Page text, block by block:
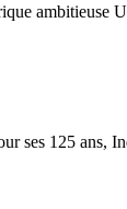
ambitieuse
ses 125 ans,